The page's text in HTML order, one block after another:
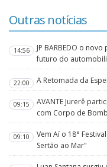
Outras notícias
14:56
JP BARBEDO o
futuro do
22:00 A Retomada da
09:15
AVANTE Jurerê
com Corpo de
09:10
Vem Aí o 18°
Sertão ao Mar"